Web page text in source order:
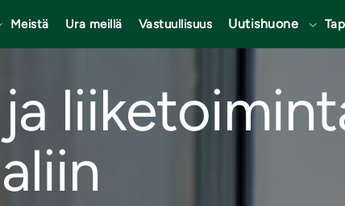
Meistä Ura meillä Vastuullisuus Uutishuone